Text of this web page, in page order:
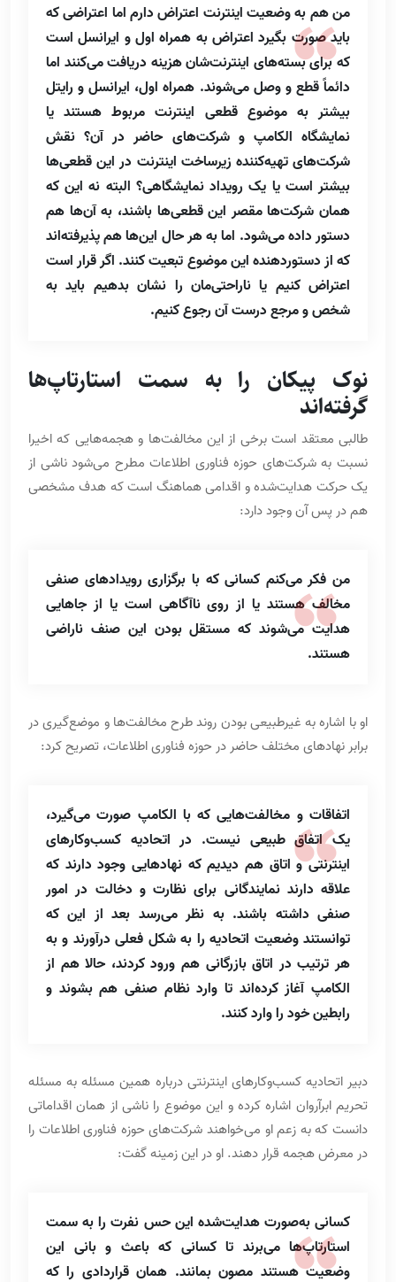
من هم به وضعیت اینترنت اعتراض دارم اما اعتراضی که
باید صورت بگیرد اعتراض به همراه اول و ایرانسل است
که برای بسته‌های اینترنت‌شان هزینه دریافت می‌کنند اما
دائماً قطع و وصل می‌شوند. همراه اول، ایرانسل و رایتل
بیشتر به موضوع قطعی اینترنت مربوط هستند یا
نمایشگاه الکامپ و شرکت‌های حاضر در آن؟ نقش
شرکت‌های تهیه‌کننده زیرساخت اینترنت در این قطعی‌ها
بیشتر است یا یک رویداد نمایشگاهی؟ البته نه این که
همان شرکت‌ها مقصر این قطعی‌ها باشند، به آن‌ها هم
دستور داده می‌شود. اما به هر حال این‌ها هم پذیرفته‌اند
که از دستوردهنده این موضوع تبعیت کنند. اگر قرار است
اعتراض کنیم یا ناراحتی‌مان را نشان بدهیم باید به
شخص و مرجع درست آن رجوع کنیم.
نوک پیکان را به سمت استارتاپ‌ها
گرفته‌اند
طالبی معتقد است برخی از این مخالفت‌ها و هجمه‌هایی که اخیرا
نسبت به شرکت‌های حوزه فناوری اطلاعات مطرح می‌شود ناشی از
یک حرکت هدایت‌شده و اقدامی هماهنگ است که هدف مشخصی
هم در پس آن وجود دارد:
من فکر می‌کنم کسانی که با برگزاری رویدادهای صنفی
مخالف هستند یا از روی ناآگاهی است یا از جاهایی
هدایت می‌شوند که مستقل بودن این صنف ناراضی
هستند.
او با اشاره به غیرطبیعی بودن روند طرح مخالفت‌ها و موضع‌گیری در
برابر نهادهای مختلف حاضر در حوزه فناوری اطلاعات، تصریح کرد:
اتفاقات و مخالفت‌هایی که با الکامپ صورت می‌گیرد،
یک اتفاق طبیعی نیست. در اتحادیه کسب‌وکارهای
اینترنتی و اتاق هم دیدیم که نهادهایی وجود دارند که
علاقه دارند نمایندگانی برای نظارت و دخالت در امور
صنفی داشته باشند. به نظر می‌رسد بعد از این که
توانستند وضعیت اتحادیه را به شکل فعلی درآورند و به
هر ترتیب در اتاق بازرگانی هم ورود کردند، حالا هم از
الکامپ آغاز کرده‌اند تا وارد نظام صنفی هم بشوند و
رابطین خود را وارد کنند.
دبیر اتحادیه کسب‌وکارهای اینترنتی درباره همین مسئله به مسئله
تحریم ابرآروان اشاره کرده و این موضوع را ناشی از همان اقداماتی
دانست که به زعم او می‌خواهند شرکت‌های حوزه فناوری اطلاعات را
در معرض هجمه قرار دهند. او در این زمینه گفت:
کسانی به‌صورت هدایت‌شده این حس نفرت را به سمت
استارتاپ‌ها می‌برند تا کسانی که باعث و بانی این
وضعیت هستند مصون بمانند. همان قراردادی را که